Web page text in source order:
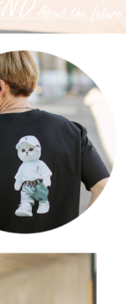
後付」服務完成之交
關給付款項請求債
同意方可使用
本公司不負相關責
戶狀況，依本公司即
本公司將視審查結果
現惡意使用之情形，
採取法律行動。